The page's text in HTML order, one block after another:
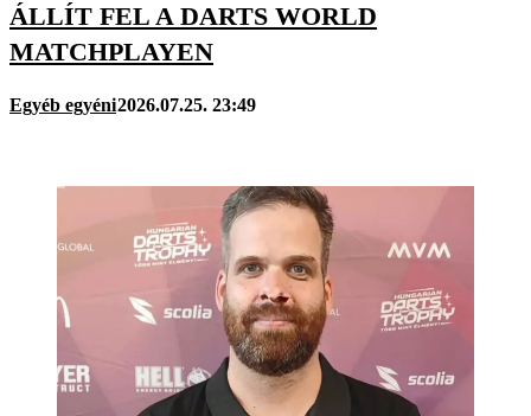
ÁLLÍT FEL A DARTS WORLD
MATCHPLAYEN
Egyéb egyéni2026.07.25. 23:49